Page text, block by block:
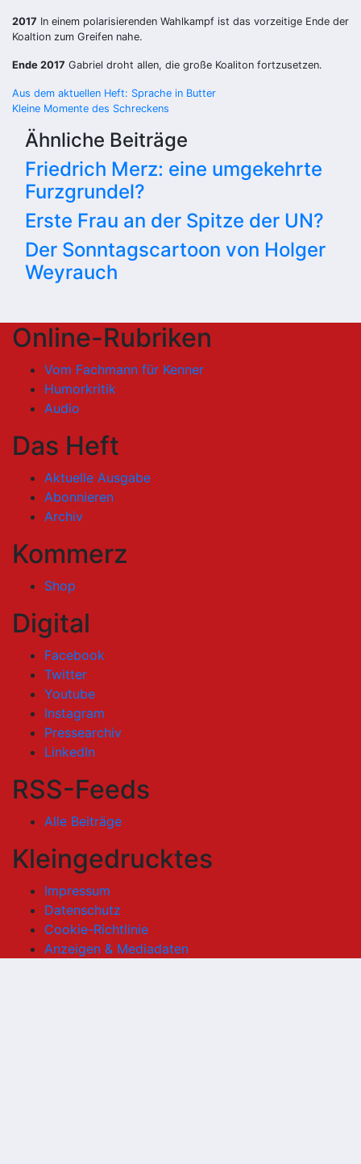
2017 In einem polarisierenden Wahlkampf ist das vorzeitige Ende der
Koaltion zum Greifen nahe.
Ende 2017 Gabriel droht allen, die große Koaliton fortzusetzen.
Beitragsnavigation
Aus dem aktuellen Heft: Sprache in Butter
Kleine Momente des Schreckens
Ähnliche Beiträge
Friedrich Merz: eine umgekehrte
Furzgrundel?
Erste Frau an der Spitze der UN?
Der Sonntagscartoon von Holger
Weyrauch
Online-Rubriken
Vom Fachmann für Kenner
Humorkritik
Audio
Das Heft
Aktuelle Ausgabe
Abonnieren
Archiv
Kommerz
Shop
Digital
Facebook
Twitter
Youtube
Instagram
Pressearchiv
LinkedIn
RSS-Feeds
Alle Beiträge
Kleingedrucktes
Impressum
Datenschutz
Cookie-Richtlinie
Anzeigen & Mediadaten